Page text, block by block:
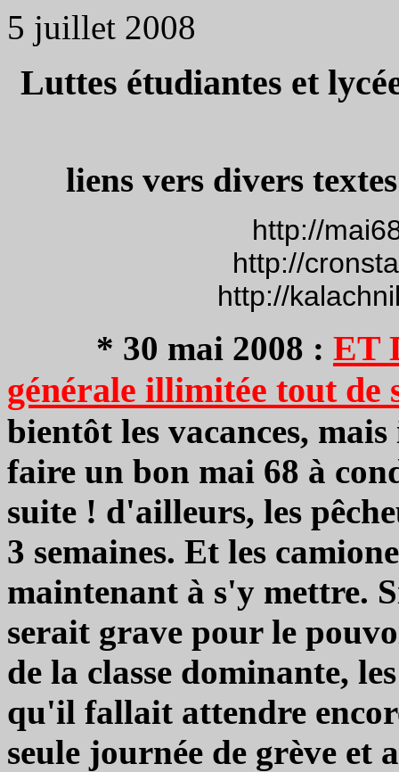
5 juillet 2008
Luttes étudiantes et
liens vers divers
http://
http://
http://
* 30 mai 2008 : ET
générale illimitée tout de
bientôt les vacances,
faire un bon mai 68 à
suite ! d'ailleurs, les
3 semaines. Et les
maintenant à s'y mettre.
serait grave pour le
de la classe dominante,
qu'il fallait attendre
seule journée de grève et